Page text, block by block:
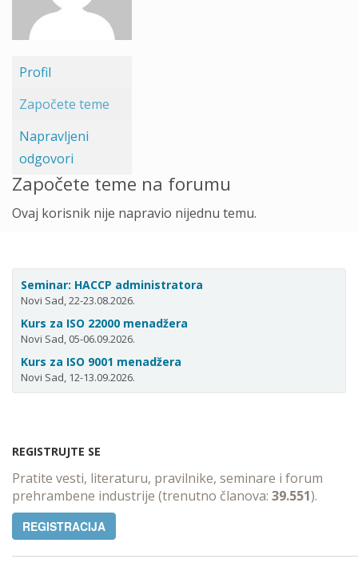
Profil
Započete teme
Napravljeni
odgovori
Započete teme na forumu
Ovaj korisnik nije napravio nijednu temu.
Seminar: HACCP administratora
Novi Sad, 22-23.08.2026.
Kurs za ISO 22000 menadžera
Novi Sad, 05-06.09.2026.
Kurs za ISO 9001 menadžera
Novi Sad, 12-13.09.2026.
REGISTRUJTE SE
Pratite vesti, literaturu, pravilnike, seminare i forum
prehrambene industrije (trenutno članova: 39.551).
REGISTRACIJA